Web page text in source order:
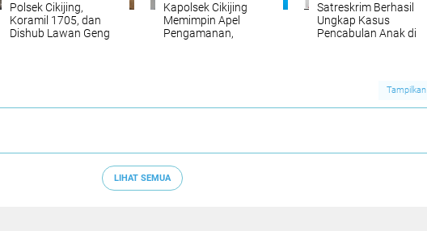
Polsek Cikijing,
Koramil 1705, dan
Dishub Lawan Geng
Kapolsek Cikijing
Memimpin Apel
Pengamanan,
Satreskrim Berhasil
Ungkap Kasus
Pencabulan Anak di
Tampilkan
LIHAT SEMUA